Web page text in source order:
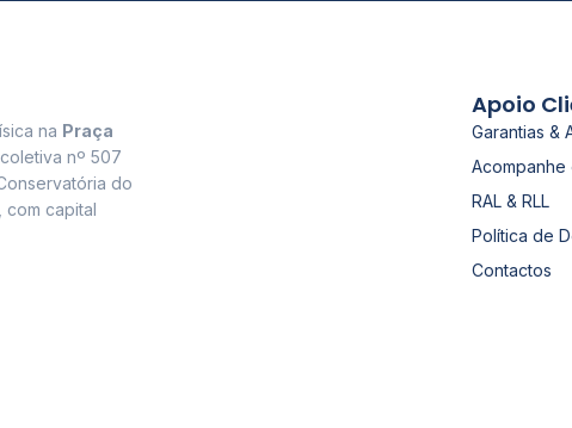
na Praça
coletiva nº 507
do
com capital
Apoio
Garantias &
RAL & RLL
Política de
Contactos